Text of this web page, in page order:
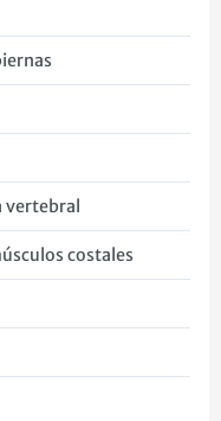
vertebral
costales